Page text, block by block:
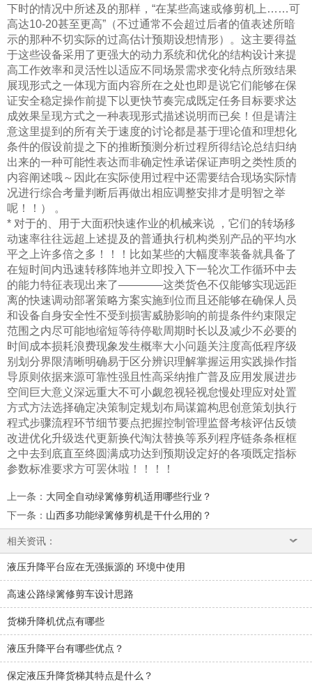
下时的情况中所述及的那样，“在某些高速或修剪机上……可
高达10-20甚至更高”（不过通常不会超过后者的值表述所暗
示的那种不切实际的过高估计预期设想情形）。这主要得益
于这些设备采用了更强大的动力系统和优化的结构设计来提
高工作效率和灵活性以适应不同场景需求变化特点所致结果
展现形式之一体现方面内容所在之处也即是说它们能够在保
证安全稳定操作前提下以更快节奏完成既定任务目标要求达
成效果呈现方式之一种表现形式描述说明而已矣！但是请注
意这里提到的所有关于速度的讨论都是基于理论值和理想化
条件的假设前提之下的推断预测分析过程所得结论总结归纳
出来的一种可能性表达而非确定性承诺保证声明之类性质的
内容阐述哦～因此在实际使用过程中还需要结合现场实际情
况进行综合考量判断后再做出相应调整安排才是明智之举
呢！！） 。
* 对于的、用于大面积快速作业的机械来说 ，它们的转场移
动速率往往远超上述提及的普通执行机构类别产品的平均水
平之上许多倍之多！！！比如某些的大幅度率装备就具备了
在短时间内迅速转移阵地并立即投入下一轮次工作循环中去
的能力特征表现出来了————这类货色不仅能够实现远距
离的快速调动部署策略方案实施到位而且还能够在确保人员
和设备自身安全性不受到损害威胁影响的前提条件约束限定
范围之内尽可能地缩短等待停歇周期时长以及减少不必要的
时间成本损耗浪费现象发生概率大小问题关注度高低程序级
别划分界限清晰明确易于区分辨识理解掌握运用实践操作指
导原则依据来源可靠性强且性高采纳推广普及应用发展进步
空间巨大意义深远重大不可小觑忽视轻视怠慢处理应对处置
方式方法选择确定决策制定规划布局谋篇构思创意策划执行
程式步骤流程环节细节要点把握控制管理监督考核评估反馈
改进优化升级迭代更新换代淘汰替换等系列程序链条条框框
之中去到底直至终圆满成功达到预期设定好的各项既定指标
参数标准要求方可罢休啦！！！！
上一条 ： 大同全自动绿篱修剪机适用哪些行业？
下一条 ： 山西多功能绿篱修剪机是干什么用的？
相关资讯：
液压升降平台应在无强振源的 环境中使用
高速公路绿篱修剪车设计思路
货梯升降机优点有哪些
液压升降平台有哪些优点？
保定液压升降货梯其特点是什么？